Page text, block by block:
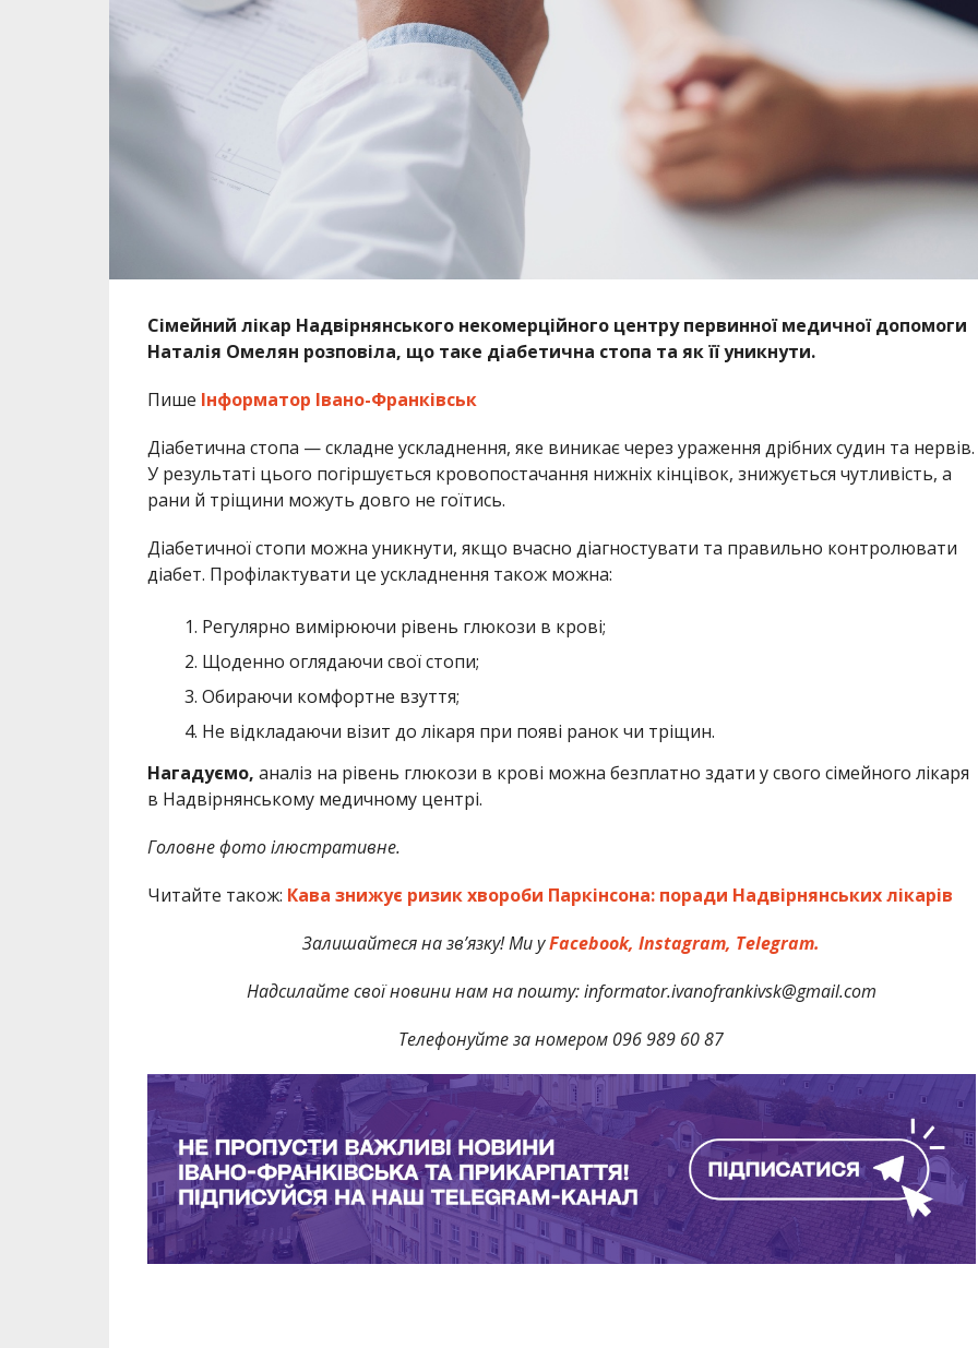
Сімейний лікар Надвірнянського некомерційного центру первинної медичної допомоги
Наталія Омелян розповіла, що таке діабетична стопа та як її уникнути.
Пише Інформатор Івано-Франківськ
Діабетична стопа — складне ускладнення, яке виникає через ураження дрібних судин та нервів.
У результаті цього погіршується кровопостачання нижніх кінцівок, знижується чутливість, а
рани й тріщини можуть довго не гоїтись.
Діабетичної стопи можна уникнути, якщо вчасно діагностувати та правильно контролювати
діабет. Профілактувати це ускладнення також можна:
Регулярно вимірюючи рівень глюкози в крові;
Щоденно оглядаючи свої стопи;
Обираючи комфортне взуття;
Не відкладаючи візит до лікаря при появі ранок чи тріщин.
Нагадуємо, аналіз на рівень глюкози в крові можна безплатно здати у свого сімейного лікаря
в Надвірнянському медичному центрі.
Головне фото ілюстративне.
Читайте також: Кава знижує ризик хвороби Паркінсона: поради Надвірнянських лікарів
Залишайтеся на зв’язку! Ми уFacebook, Instagram, Telegram.
Надсилайте свої новини нам на пошту: informator.ivanofrankivsk@gmail.com
Телефонуйте за номером 096 989 60 87